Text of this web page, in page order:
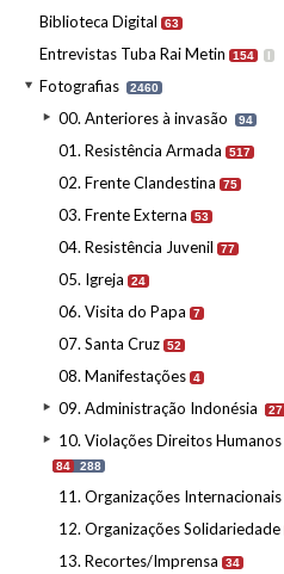
Biblioteca Digital 63
Entrevistas Tuba Rai Metin 154 I
Fotografias 2460
00. Anteriores à invasão 94
01. Resistência Armada 517
02. Frente Clandestina 75
03. Frente Externa 53
04. Resistência Juvenil 77
05. Igreja 24
06. Visita do Papa 7
07. Santa Cruz 52
08. Manifestações 4
09. Administração Indonésia 27
10. Violações Direitos Humanos
84 288
11. Organizações Internacionais
12. Organizações Solidariedade
13. Recortes/Imprensa 34